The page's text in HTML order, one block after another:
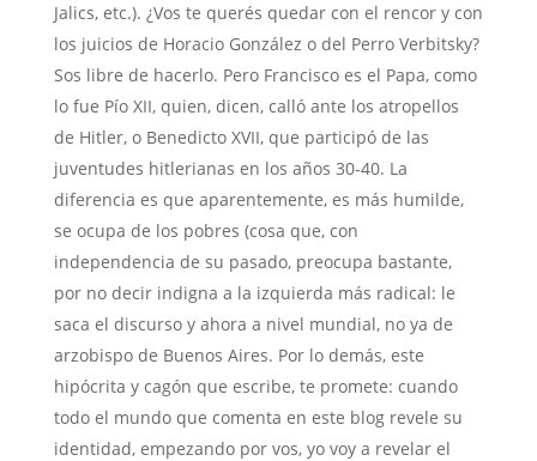
Jalics, etc.). ¿Vos te querés quedar con el rencor y con
los juicios de Horacio González o del Perro Verbitsky?
Sos libre de hacerlo. Pero Francisco es el Papa, como
lo fue Pío XII, quien, dicen, calló ante los atropellos
de Hitler, o Benedicto XVII, que participó de las
juventudes hitlerianas en los años 30-40. La
diferencia es que aparentemente, es más humilde,
se ocupa de los pobres (cosa que, con
independencia de su pasado, preocupa bastante,
por no decir indigna a la izquierda más radical: le
saca el discurso y ahora a nivel mundial, no ya de
arzobispo de Buenos Aires. Por lo demás, este
hipócrita y cagón que escribe, te promete: cuando
todo el mundo que comenta en este blog revele su
identidad, empezando por vos, yo voy a revelar el